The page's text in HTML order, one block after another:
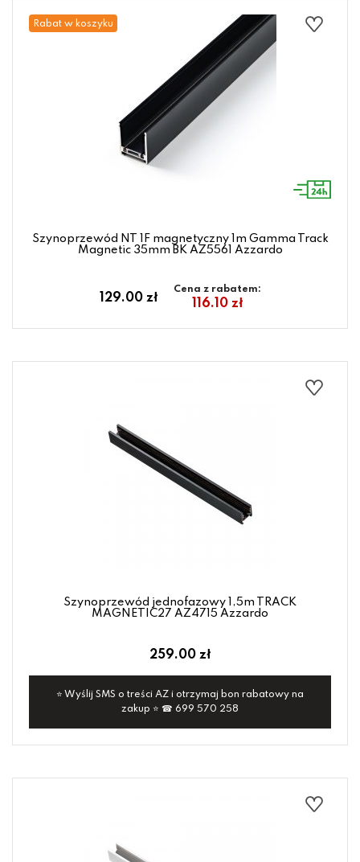
Rabat w koszyku
Szynoprzewód NT 1F magnetyczny 1m Gamma Track
Magnetic 35mm BK AZ5561 Azzardo
129.00 zł
Cena z rabatem:
116.10 zł
Szynoprzewód jednofazowy 1,5m TRACK
MAGNETIC27 AZ4715 Azzardo
259.00 zł
⭐ Wyślij SMS o treści AZ i otrzymaj bon rabatowy na
zakup ⭐ ☎ 699 570 258